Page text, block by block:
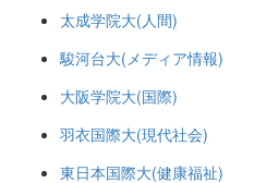
太成学院大(人間)
駿河台大(メディア情報)
大阪学院大(国際)
羽衣国際大(現代社会)
東日本国際大(健康福祉)